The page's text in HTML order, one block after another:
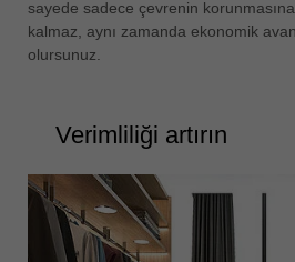
sayede sadece çevrenin
kalmaz, aynı zamanda ekonomik
olursunuz.
Verimliliği artırın